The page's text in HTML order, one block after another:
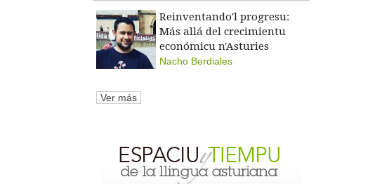
Reinventando'l progresu:
Más allá del crecimientu
económicu n'Asturies
Nacho Berdiales
Ver más